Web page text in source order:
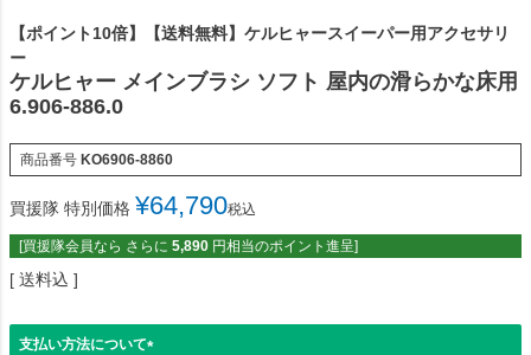
【ポイント10倍】【送料無料】ケルヒャースイーパー用アクセサリ
ー
ケルヒャー メインブラシ ソフト 屋内の滑らかな床用
6.906-886.0
商品番号 KO6906-8860
買援隊 特別価格 ¥64,790税込
[買援隊会員なら さらに 5,890 円相当のポイント進呈]
送料込
支払い方法について